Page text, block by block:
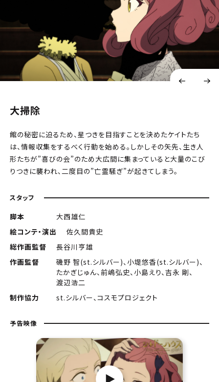
大掃除
館の秘密に迫るため、星つきを目指すことを決めたケイトたち
は、情報収集をするべく行動を始める。しかしその矢先、生き人
形たちが”喜びの会”のため大広間に集まっていると大量のこび
りつきに襲われ、二度目の”亡霊騒ぎ”が起きてしまう。
スタッフ
脚本
大西雄仁
絵コンテ・演出
佐久間貴史
総作画監督
長谷川亨雄
作画監督
磯野 智(st.シルバー)、小堤悠香(st.シルバー)、
たかぎじゅん、前嶋弘史、小島えり、吉永 剛、
渡辺浩二
制作協力
st.シルバー、コスモプロジェクト
予告映像